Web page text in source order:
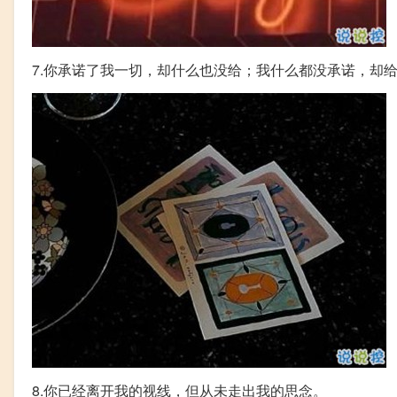
7.你承诺了我一切，却什么也没给；我什么都没承诺，却给
8.你已经离开我的视线，但从未走出我的思念。